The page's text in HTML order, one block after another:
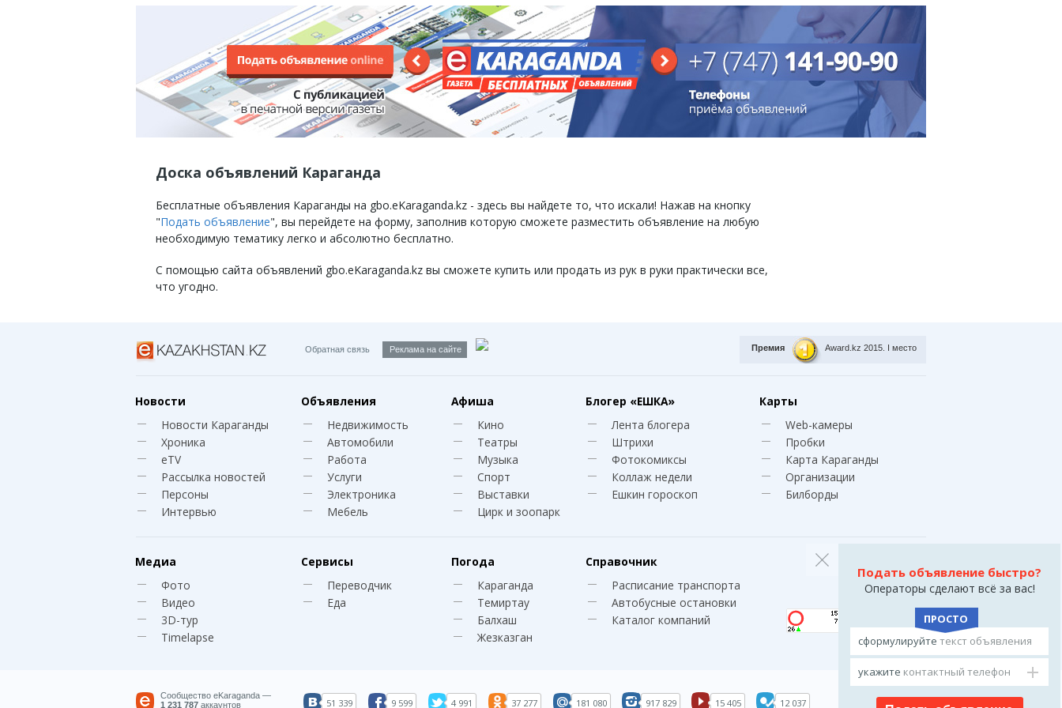
Доска объявлений Караганда
Бесплатные объявления Караганды на gbo.eKaraganda.kz - здесь вы найдете то, что искали! Нажав на кнопку
"Подать объявление", вы перейдете на форму, заполнив которую сможете разместить объявление на любую
необходимую тематику легко и абсолютно бесплатно.
С помощью сайта объявлений gbo.eKaraganda.kz вы сможете купить или продать из рук в руки практически все,
что угодно.
Обратная связь Реклама на сайте Премия Award.kz 2015. I место
Новости
Новости Караганды
Хроника
eTV
Рассылка новостей
Персоны
Интервью
Объявления
Недвижимость
Автомобили
Работа
Услуги
Электроника
Мебель
Афиша
Кино
Театры
Музыка
Спорт
Выставки
Цирк и зоопарк
Блогер «ЕШКА»
Лента блогера
Штрихи
Фотокомиксы
Коллаж недели
Ешкин гороскоп
Карты
Web-камеры
Пробки
Карта Караганды
Организации
Билборды
Медиа
Фото
Видео
3D-тур
Timelapse
Сервисы
Переводчик
Еда
Погода
Караганда
Темиртау
Балхаш
Жезказган
Справочник
Расписание транспорта
Автобусные остановки
Каталог компаний
Сообщество eKaraganda —
1 231 787 аккаунтов 51 339 9 599 4 991 37 277 181 080 917 829 15 405 12 037
Подать объявление быстро?
Операторы сделают всё за вас!
ПРОСТО
сформулируйте текст объявления
укажите контактный телефон